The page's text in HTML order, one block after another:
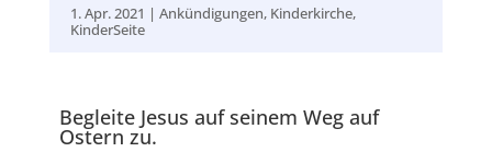
1. Apr. 2021 |Ankündigungen, Kinderkirche,
KinderSeite
Begleite Jesus auf seinem Weg auf
Ostern zu.